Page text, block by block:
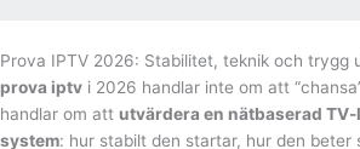
Prova IPTV 2026: Stabilitet, teknik och trygg
prova iptv i 2026 handlar inte om att
handlar om att utvärdera en nätbaserad
system: hur stabilt den startar, hur den beter